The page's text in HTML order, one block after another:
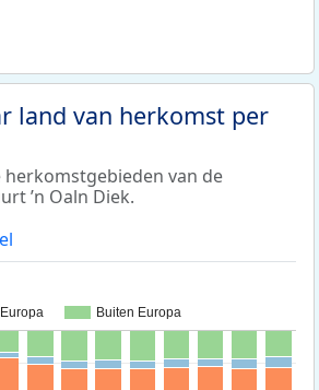
land van herkomst per
herkomstgebieden van de
’n Oaln Diek.
Europa Buiten Europa